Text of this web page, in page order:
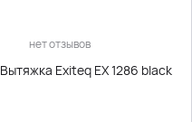
нет отзывов
Вытяжка Exiteq EX 1286 black